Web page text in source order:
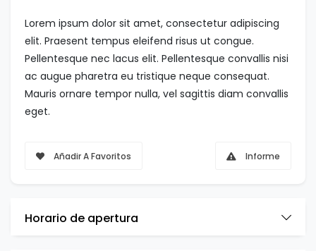
Lorem ipsum dolor sit amet, consectetur adipiscing
elit. Praesent tempus eleifend risus ut congue.
Pellentesque nec lacus elit. Pellentesque convallis nisi
ac augue pharetra eu tristique neque consequat.
Mauris ornare tempor nulla, vel sagittis diam convallis
eget.
Añadir A Favoritos Informe
Horario de apertura